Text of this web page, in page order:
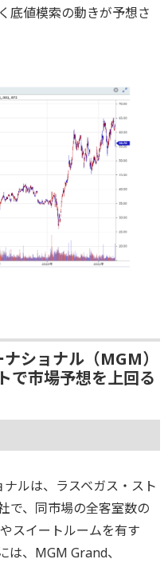
底値模索の動きが予想さ
ショナル（MGM）
で市場予想を上回る
ルは、ラスベガス・スト
で、同市場の全客室数の
スイートルームを有す
は、MGM Grand、